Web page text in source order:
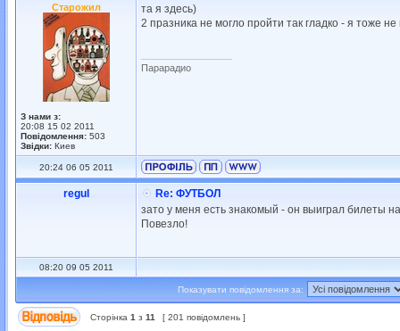
Старожил
З нами з:
20:08 15 02 2011
Повідомлення: 503
Звідки: Киев
та я здесь)
2 празника не могло пройти так гладко - я тоже
Парарадио
20:24 06 05 2011
regul
Re: ФУТБОЛ
зато у меня есть знакомый - он выиграл билеты
Повезло!
08:20 09 05 2011
Показувати повідомлення за:
Сторінка 1 з 11 [ 201 повідомлень ]